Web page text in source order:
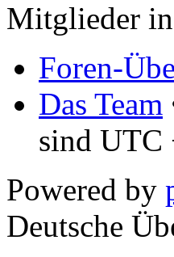
Mitglieder
Foren-
Das Team
sind UTC
Powered by
Deutsche